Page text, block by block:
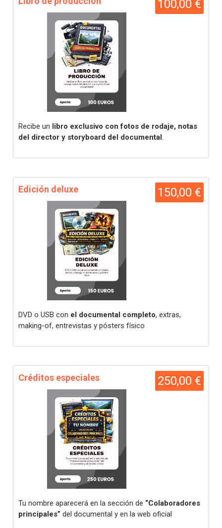
100,00 €
Recibe un libro exclusivo con fotos de rodaje, notas
del director y storyboard del documental.
150,00 €
Edición deluxe
DVD o USB con el documental completo, extras,
making-of, entrevistas y pósters físico
250,00 €
Créditos especiales
Tu nombre aparecerá en la sección de “Colaboradores
principales” del documental y en la web oficial